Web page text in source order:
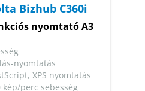
Bizhub C360i
nyomtató A3
nyomtatás
XPS nyomtatás
perc sebesség